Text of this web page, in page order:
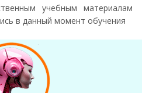
учебным материалам
в данный момент обучения